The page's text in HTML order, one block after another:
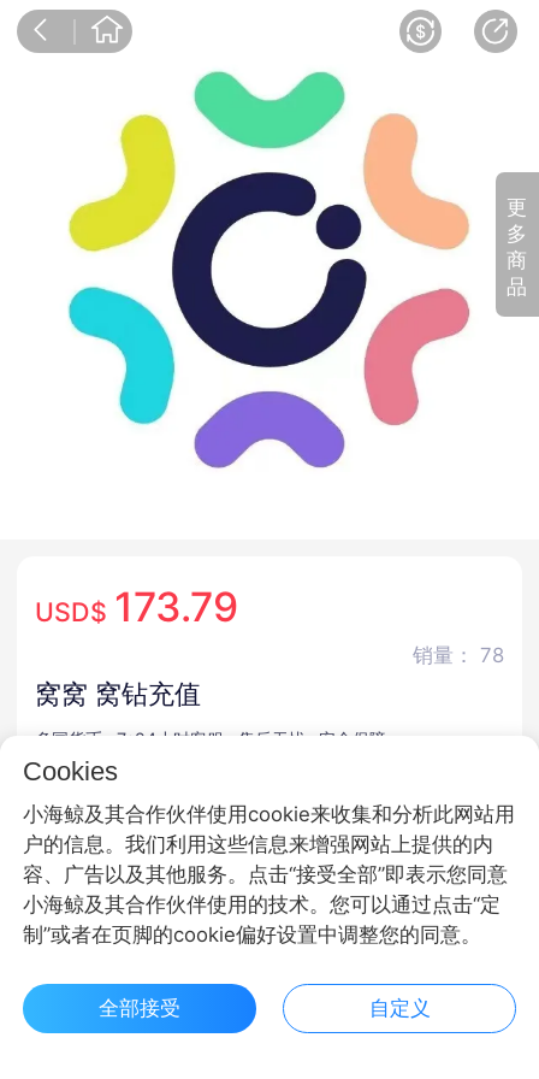
更
多
商
品
USD$ 173.79
销量： 78
窝窝 窝钻充值
多国货币 7*24小时客服 售后无忧 安全保障
商品规格
窝钻
商品面额
2880窝钻 4880窝钻 9980窝钻
$ 173.79立即购买
Cookies
小海鲸及其合作伙伴使用cookie来收集和分析此网站用
户的信息。我们利用这些信息来增强网站上提供的内
容、广告以及其他服务。点击“接受全部”即表示您同意
小海鲸及其合作伙伴使用的技术。您可以通过点击“定
制”或者在页脚的cookie偏好设置中调整您的同意。
全部接受 自定义